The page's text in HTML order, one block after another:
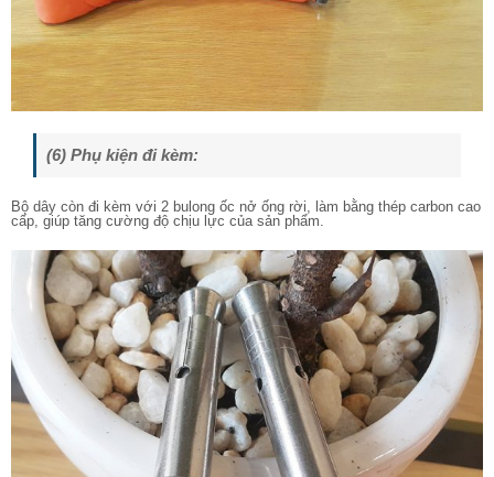
(6) Phụ kiện đi kèm:
Bộ dây còn đi kèm với 2 bulong ốc nở ống rời, làm bằng thép carbon cao
cấp, giúp tăng cường độ chịu lực của sản phẩm.